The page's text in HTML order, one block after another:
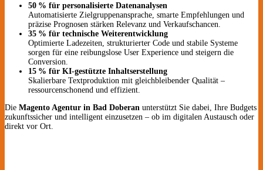
50 % für personalisierte Datenanalysen
Automatisierte Zielgruppenansprache, smarte Empfehlungen und
präzise Prognosen stärken Relevanz und Verkaufschancen.
35 % für technische Weiterentwicklung
Optimierte Ladezeiten, strukturierter Code und stabile Systeme
sorgen für eine reibungslose User Experience und steigern die
Conversion.
15 % für KI-gestützte Inhaltserstellung
Skalierbare Textproduktion mit gleichbleibender Qualität –
ressourcenschonend und effizient.
Die Magento Agentur in Bad Doberan unterstützt Sie dabei, Ihre Budgets
zukunftssicher und intelligent einzusetzen – ob im digitalen Austausch oder
direkt vor Ort.